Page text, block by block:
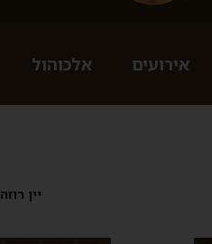
אירועים אלכוהול
יין רוזה